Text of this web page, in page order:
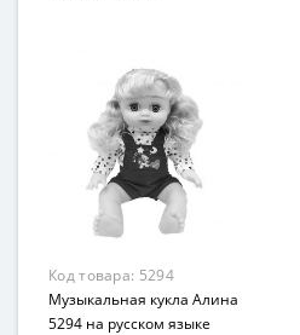
Возрастная группа
От 3-х лет
Материал
Код товара: 5294
Музыкальная кукла Алина
5294 на русском языке